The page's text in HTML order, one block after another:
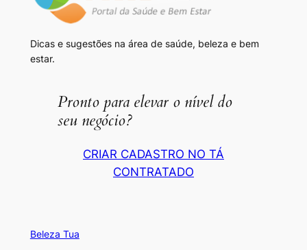
Dicas e sugestões na área de saúde, beleza e bem
estar.
Pronto para elevar o nível do
seu negócio?
CRIAR CADASTRO NO TÁ
CONTRATADO
Beleza Tua